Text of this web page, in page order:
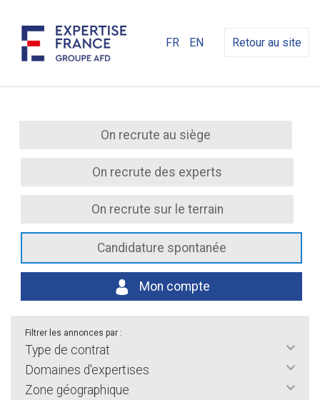
FR EN Retour au site
On recrute au siège
On recrute des experts
On recrute sur le terrain
Candidature spontanée
Mon compte
Filtrer les annonces par :
Type de contrat
Domaines d'expertises
Zone géographique